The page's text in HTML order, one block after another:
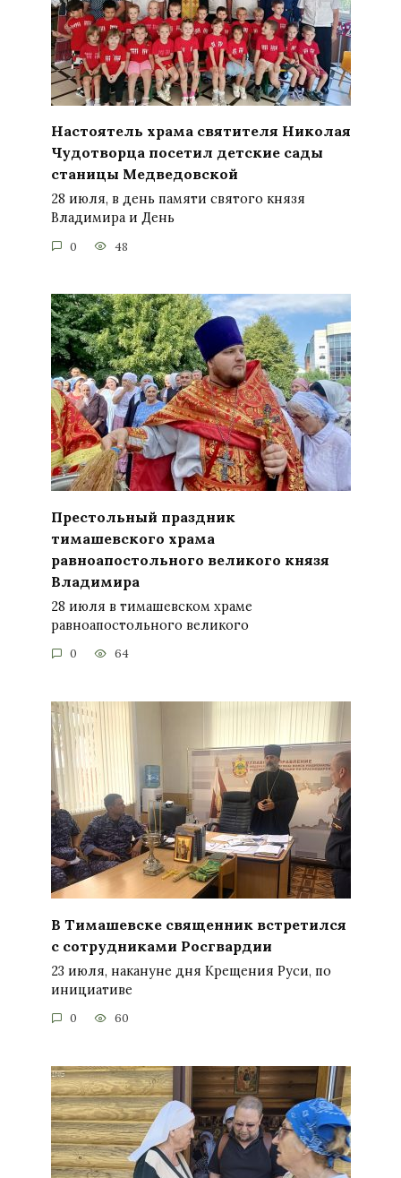
Настоятель храма святителя Николая
Чудотворца посетил детские сады
станицы Медведовской
28 июля, в день памяти святого князя
Владимира и День
0 48
Престольный праздник
тимашевского храма
равноапостольного великого князя
Владимира
28 июля в тимашевском храме
равноапостольного великого
0 64
В Тимашевске священник встретился
с сотрудниками Росгвардии
23 июля, накануне дня Крещения Руси, по
инициативе
0 60